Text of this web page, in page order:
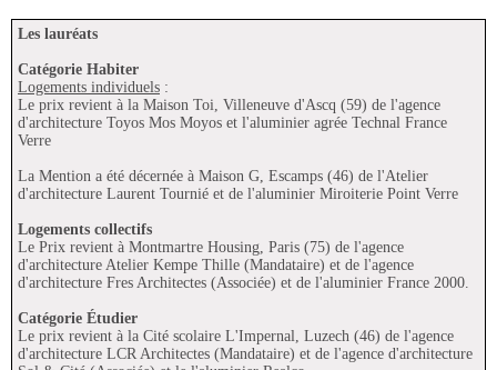
Les lauréats
Catégorie Habiter
Logements individuels :
Le prix revient à la Maison Toi, Villeneuve d'Ascq (59) de l'agence
d'architecture Toyos Mos Moyos et l'aluminier agrée Technal France
Verre
La Mention a été décernée à Maison G, Escamps (46) de l'Atelier
d'architecture Laurent Tournié et de l'aluminier Miroiterie Point Verre
Logements collectifs
Le Prix revient à Montmartre Housing, Paris (75) de l'agence
d'architecture Atelier Kempe Thille (Mandataire) et de l'agence
d'architecture Fres Architectes (Associée) et de l'aluminier France 2000.
Catégorie Étudier
Le prix revient à la Cité scolaire L'Impernal, Luzech (46) de l'agence
d'architecture LCR Architectes (Mandataire) et de l'agence d'architecture